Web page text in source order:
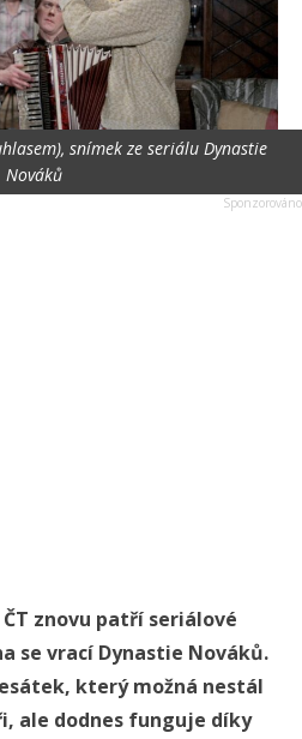
snímek ze seriálu Dynastie
Nováků
znovu patří seriálové
se vrací Dynastie Nováků.
který možná nestál
ale dodnes funguje díky